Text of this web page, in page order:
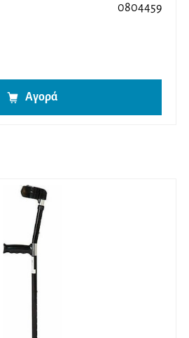
0804459
Αγορά